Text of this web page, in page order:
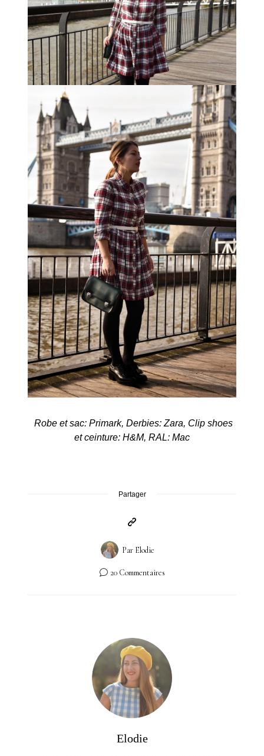
Robe et sac: Primark, Derbies: Zara, Clip shoes
et ceinture: H&M, RAL: Mac
Partager
Par Elodie
20 Commentaires
Elodie